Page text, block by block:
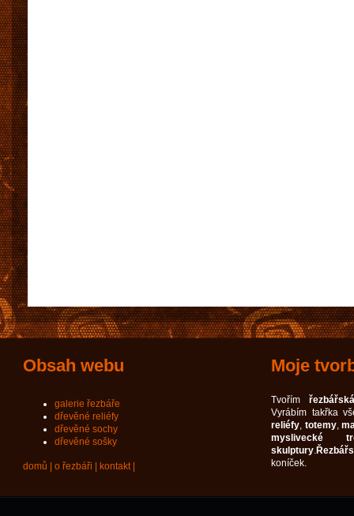
Obsah webu
galerie řezbáře
dřevěné reliéfy
dřevěné sochy
dřevěné sošky
domů o řezbáři kontakt|
Moje
Tvořím
Vyrábím takřka
reliéfy, totemy,
myslivecké
skulptury.
koníček.